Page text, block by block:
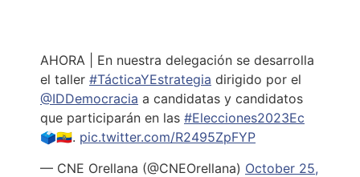
AHORA | En nuestra delegación se desarrolla
el taller #TácticaYEstrategia dirigido por el
@IDDemocracia a candidatas y candidatos
que participarán en las #Elecciones2023Ec
🗳🇪🇨. pic.twitter.com/R2495ZpFYP
— CNE Orellana (@CNEOrellana) October 25,